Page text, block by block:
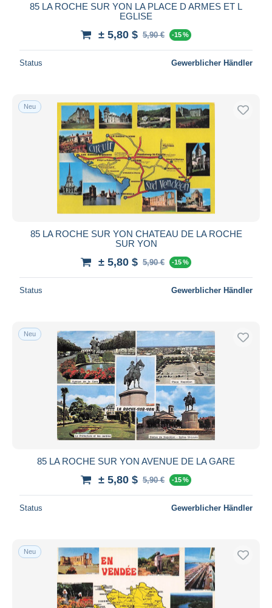
85 LA ROCHE SUR YON LA PLACE D ARMES ET L
EGLISE
± 5,80 $ 5,90 € -15 %
Status Gewerblicher Händler
Neu
85 LA ROCHE SUR YON CHATEAU DE LA ROCHE
SUR YON
± 5,80 $ 5,90 € -15 %
Status Gewerblicher Händler
Neu
85 LA ROCHE SUR YON AVENUE DE LA GARE
± 5,80 $ 5,90 € -15 %
Status Gewerblicher Händler
Neu